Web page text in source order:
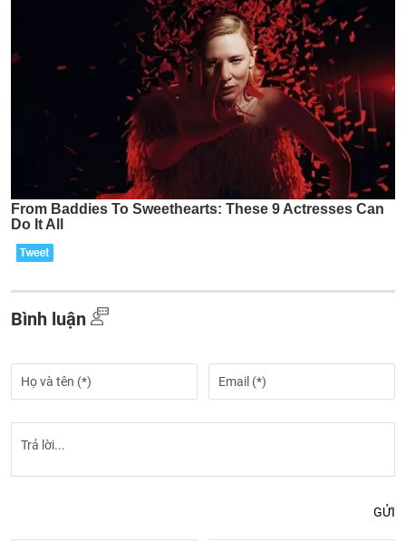
Bình luận
GỬI